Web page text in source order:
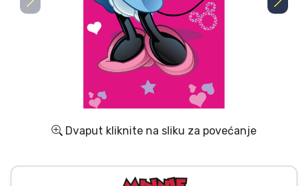
Dvaput kliknite na sliku za povećanje
Dostava i plaćanje
TV serija proizvodi
Crtani proizvodi
Anime proizvodi